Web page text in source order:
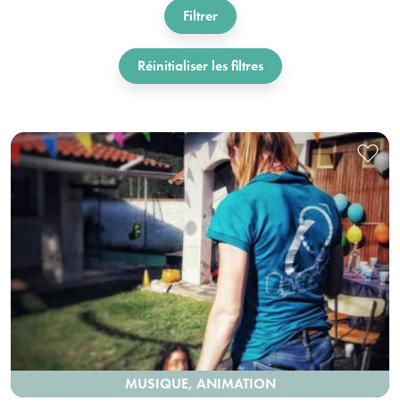
Filtrer
Réinitialiser les filtres
MUSIQUE, ANIMATION